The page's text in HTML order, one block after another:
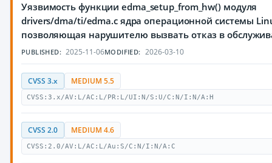
Уязвимость функции edma_setup_from_hw() модуля
drivers/dma/ti/edma.c ядра операционной системы
позволяющая нарушителю вызвать отказ в
PUBLISHED: 2025-11-06MODIFIED: 2026-03-10
CVSS 3.x MEDIUM 5.5
CVSS:3.x/AV:L/AC:L/PR:L/UI:N/S:U/C:N/I:N/A:H
CVSS 2.0 MEDIUM 4.6
CVSS:2.0/AV:L/AC:L/Au:S/C:N/I:N/A:C